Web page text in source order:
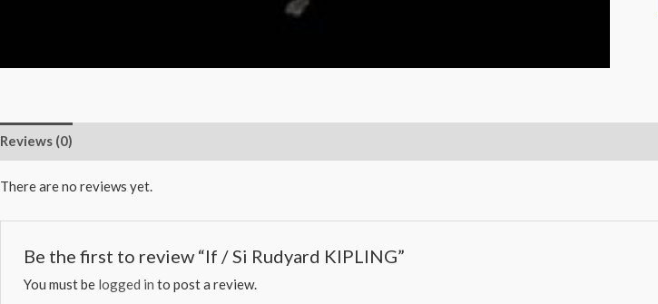
Reviews (0)
There are no reviews yet.
Be the first to review “If / Si Rudyard KIPLING”
You must be logged in to post a review.